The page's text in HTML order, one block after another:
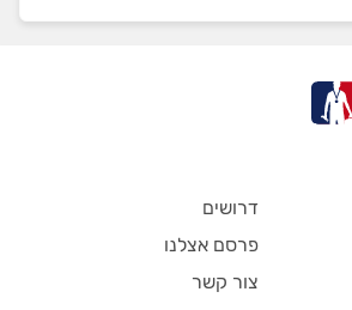
דרושים
פרסם אצלנו
צור קשר